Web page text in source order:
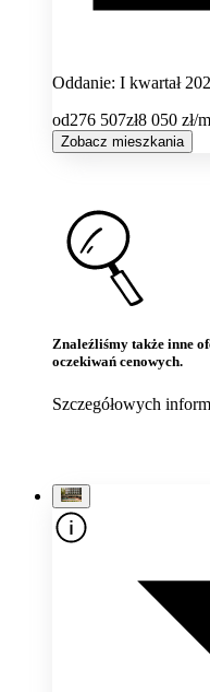
Oddanie: I kwartał
od276 507zł8 050 zł/
Zobacz mieszkania
Znaleźliśmy także inne
oczekiwań cenowych.
Szczegółowych